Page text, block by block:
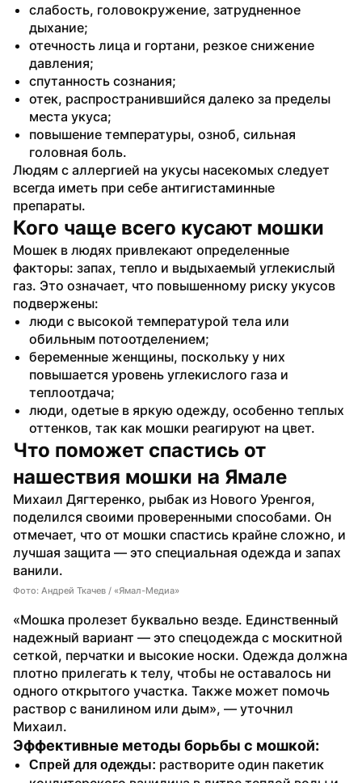
слабость, головокружение, затрудненное
дыхание;
отечность лица и гортани, резкое снижение
давления;
спутанность сознания;
отек, распространившийся далеко за пределы
места укуса;
повышение температуры, озноб, сильная
головная боль.
Людям с аллергией на укусы насекомых следует
всегда иметь при себе антигистаминные
препараты.
Кого чаще всего кусают мошки
Мошек в людях привлекают определенные
факторы: запах, тепло и выдыхаемый углекислый
газ. Это означает, что повышенному риску укусов
подвержены:
люди с высокой температурой тела или
обильным потоотделением;
беременные женщины, поскольку у них
повышается уровень углекислого газа и
теплоотдача;
люди, одетые в яркую одежду, особенно теплых
оттенков, так как мошки реагируют на цвет.
Что поможет спастись от
нашествия мошки на Ямале
Михаил Дягтеренко, рыбак из Нового Уренгоя,
поделился своими проверенными способами. Он
отмечает, что от мошки спастись крайне сложно, и
лучшая защита — это специальная одежда и запах
ванили.
Фото: Андрей Ткачев / «Ямал-Медиа»
«Мошка пролезет буквально везде. Единственный
надежный вариант — это спецодежда с москитной
сеткой, перчатки и высокие носки. Одежда должна
плотно прилегать к телу, чтобы не оставалось ни
одного открытого участка. Также может помочь
раствор с ванилином или дым», — уточнил
Михаил.
Эффективные методы борьбы с мошкой:
Спрей для одежды: растворите один пакетик